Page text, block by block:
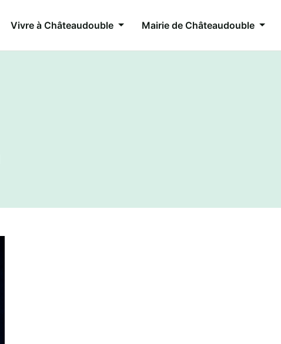
Vivre à Châteaudouble Mairie de Châteaudouble